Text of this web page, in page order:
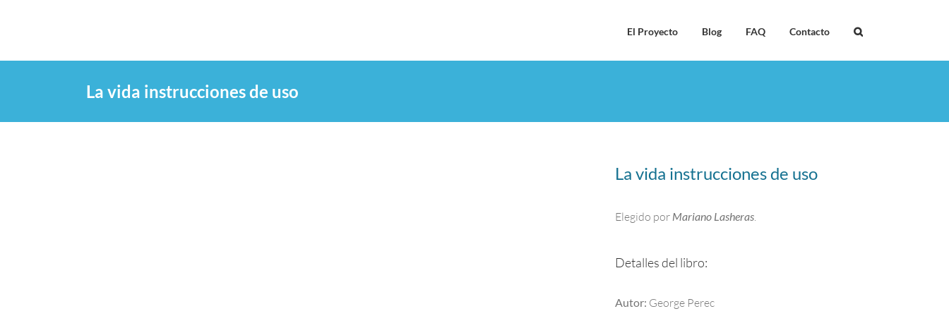
El Proyecto Blog FAQ Contacto
La vida instrucciones de uso
La vida instrucciones de uso
Elegido por Mariano Lasheras.
Detalles del libro:
Autor: George Perec